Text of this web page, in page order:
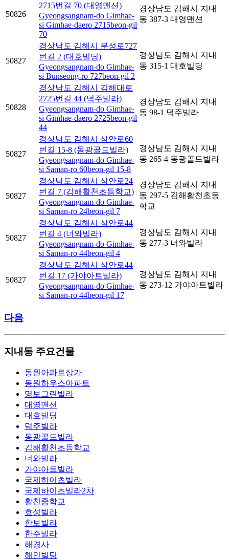
50826
2715번길 70 (대영맨션)
Gyeongsangnam-do Gimhae-
si Gimhae-daero 2715beon-gil
70
경상남도 김해시 지내
동 387-3 대영맨션
50827
경상남도 김해시 분성로727
번길 2 (대호빌딩)
Gyeongsangnam-do Gimhae-
si Bunseong-ro 727beon-gil 2
경상남도 김해시 지내
동 315-1 대호빌딩
50828
경상남도 김해시 김해대로
2725번길 44 (덕주빌라)
Gyeongsangnam-do Gimhae-
si Gimhae-daero 2725beon-gil
44
경상남도 김해시 지내
동 98-1 덕주빌라
50827
경상남도 김해시 삼안로60
번길 15-8 (동광골드빌라)
Gyeongsangnam-do Gimhae-
si Saman-ro 60beon-gil 15-8
경상남도 김해시 지내
동 265-4 동광골드빌라
50827
경상남도 김해시 삼안로24
번길 7 (김해활천초등학교)
Gyeongsangnam-do Gimhae-
si Saman-ro 24beon-gil 7
경상남도 김해시 지내
동 297-5 김해활천초등
학교
50827
경상남도 김해시 삼안로44
번길 4 (너와빌라)
Gyeongsangnam-do Gimhae-
si Saman-ro 44beon-gil 4
경상남도 김해시 지내
동 277-3 너와빌라
50827
경상남도 김해시 삼안로44
번길 17 (가야아트빌라)
Gyeongsangnam-do Gimhae-
si Saman-ro 44beon-gil 17
경상남도 김해시 지내
동 273-12 가야아트빌라
다음
지내동 주요건물
동원아파트상가
동원하우스아파트
명보그린빌라
대영맨션
대호빌딩
덕주빌라
동광골드빌라
김해활천초등학교
너와빌라
가야아트빌라
국제하이츠빌라
국제하이츠빌라2차
활천중학교
효성빌라
한보빌라
한주빌라
해경사
해인빌딩